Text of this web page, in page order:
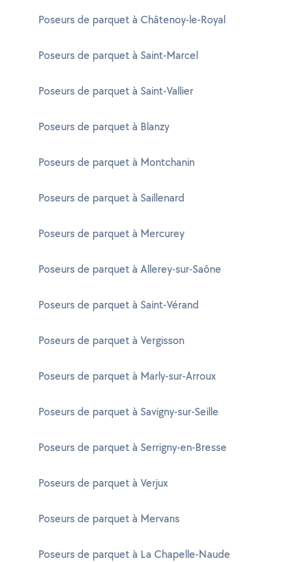
Poseurs de parquet à Châtenoy-le-Royal
Poseurs de parquet à Saint-Marcel
Poseurs de parquet à Saint-Vallier
Poseurs de parquet à Blanzy
Poseurs de parquet à Montchanin
Poseurs de parquet à Saillenard
Poseurs de parquet à Mercurey
Poseurs de parquet à Allerey-sur-Saône
Poseurs de parquet à Saint-Vérand
Poseurs de parquet à Vergisson
Poseurs de parquet à Marly-sur-Arroux
Poseurs de parquet à Savigny-sur-Seille
Poseurs de parquet à Serrigny-en-Bresse
Poseurs de parquet à Verjux
Poseurs de parquet à Mervans
Poseurs de parquet à La Chapelle-Naude